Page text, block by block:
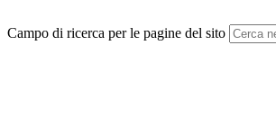
Campo di ricerca per le pagine del sito